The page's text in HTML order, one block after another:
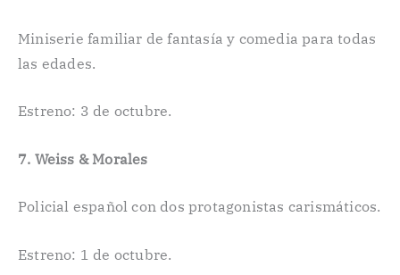
Miniserie familiar de fantasía y comedia para todas
las edades.
Estreno: 3 de octubre.
7. Weiss & Morales
Policial español con dos protagonistas carismáticos.
Estreno: 1 de octubre.